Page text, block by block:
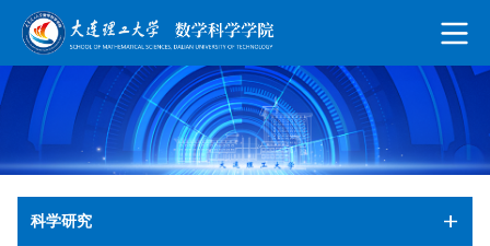
科学研究